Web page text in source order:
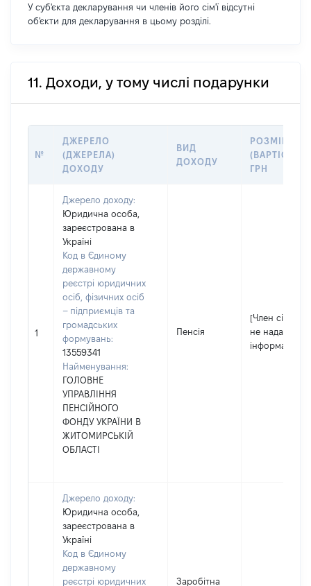
У суб'єкта декларування чи членів його сім'ї відсутні
об'єкти для декларування в цьому розділі.
11. Доходи, у тому числі подарунки
№
ДЖЕРЕЛО
(ДЖЕРЕЛА)
ДОХОДУ
ВИД
ДОХОДУ
РОЗМІР
(ВАРТІСТЬ),
ГРН
1
Джерело доходу:
Юридична особа,
зареєстрована в
Україні
Код в Єдиному
державному
реєстрі юридичних
осіб, фізичних осіб
– підприємців та
громадських
формувань:
13559341
Найменування:
ГОЛОВНЕ
УПРАВЛІННЯ
ПЕНСІЙНОГО
ФОНДУ УКРАЇНИ В
ЖИТОМИРСЬКІЙ
ОБЛАСТІ
Пенсія
[Член сім'ї
не надав
інформацію]
Джерело доходу:
Юридична особа,
зареєстрована в
Україні
Код в Єдиному
державному
реєстрі юридичних
Заробітна